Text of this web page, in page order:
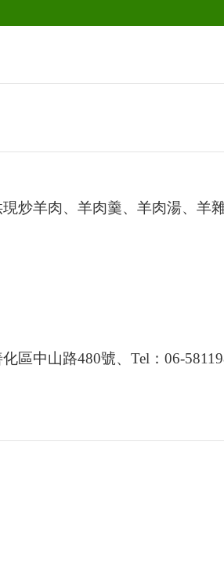
炒羊肉、羊肉羹、羊肉湯、羊
區中山路480號、Tel：06-